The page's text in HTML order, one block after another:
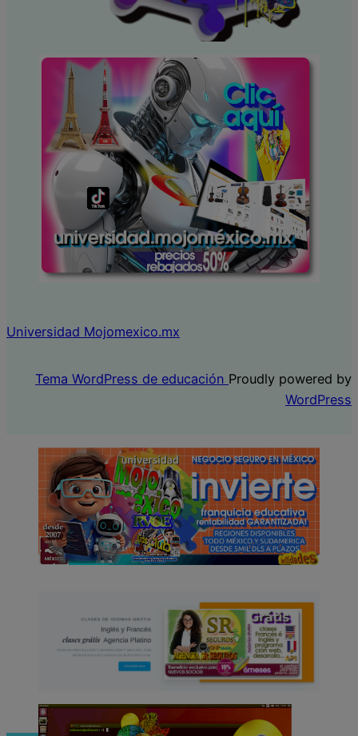
Universidad Mojomexico.mx
Tema WordPress de educación Proudly powered by
WordPress